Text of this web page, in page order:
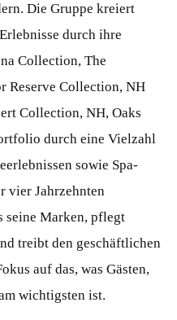
Die Gruppe kreiert
durch ihre
Collection, The
Reserve Collection, NH
Collection, NH, Oaks
durch eine Vielzahl
sowie Spa-
vier Jahrzehnten
seine Marken, pflegt
treibt den geschäftlichen
auf das, was Gästen,
wichtigsten ist.